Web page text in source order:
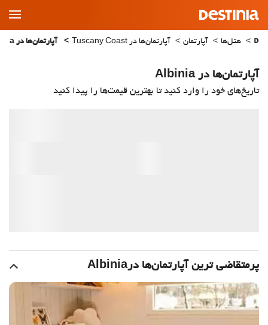
Main
Menu
هتل‌ها آپارتمان آپارتمان‌ها در Tuscany Coast آپارتمان‌ها در Albinia
آپارتمان‌ها در Albinia
تاریخ‌های خود را وارد کنید تا بهترین قیمت‌ها را پیدا کنید
پرمتقاضی ترین آپارتمان‌‌ها درAlbinia